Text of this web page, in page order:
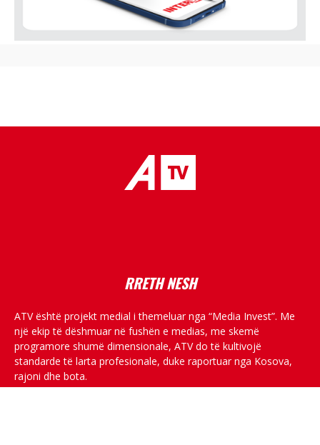
RRETH NESH
ATV është projekt medial i themeluar nga “Media Invest”. Me
një ekip të dëshmuar në fushën e medias, me skemë
programore shumë dimensionale, ATV do të kultivojë
standarde të larta profesionale, duke raportuar nga Kosova,
rajoni dhe bota.